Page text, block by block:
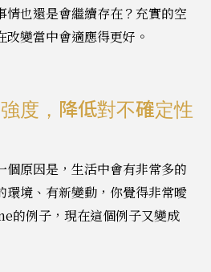
情也還是會繼續存在？充實的空
變當中會適應得更好。
度，降低對不確定性
個原因是，生活中會有非常多的
環境、有新變動，你覺得非常曖
的例子，現在這個例子又變成